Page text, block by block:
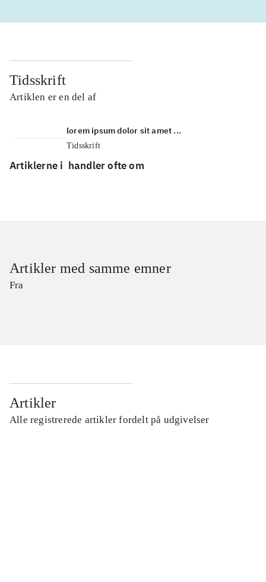
Tidsskrift
Artiklen er en del af
lorem ipsum dolor sit amet ...
Tidsskrift
Artiklerne i handler ofte om
Artikler med samme emner
Fra
Artikler
Alle registrerede artikler fordelt på udgivelser